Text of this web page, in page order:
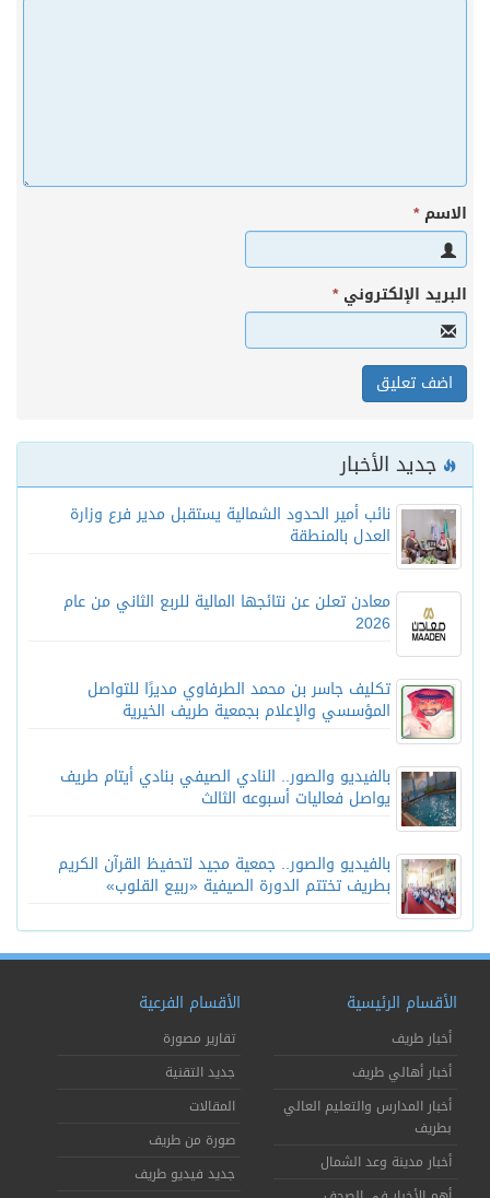
الاسم*
البريد الإلكتروني*
جديد الأخبار
نائب أمير الحدود الشمالية يستقبل مدير فرع وزارة
العدل بالمنطقة
معادن تعلن عن نتائجها المالية للربع الثاني من عام
2026
تكليف جاسر بن محمد الطرفاوي مديرًا للتواصل
المؤسسي والإعلام بجمعية طريف الخيرية
بالفيديو والصور.. النادي الصيفي بنادي أيتام طريف
يواصل فعاليات أسبوعه الثالث
بالفيديو والصور.. جمعية مجيد لتحفيظ القرآن الكريم
بطريف تختتم الدورة الصيفية «ربيع القلوب»
الأقسام الرئيسية
أخبار طريف
أخبار أهالي طريف
أخبار المدارس والتعليم العالي
بطريف
أخبار مدينة وعد الشمال
الأقسام الفرعية
تقارير مصورة
جديد التقنية
المقالات
صورة من طريف
جديد فيديو طريف